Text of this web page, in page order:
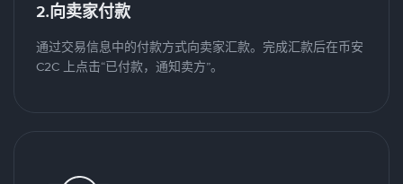
2.向卖家付款
通过交易信息中的付款方式向卖家汇款。完成汇款后在币安
C2C 上点击“已付款，通知卖方”。